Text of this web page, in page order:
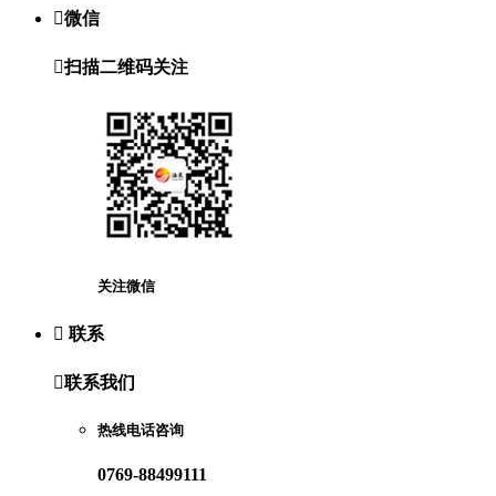
微信
扫描二维码关注
关注微信
 联系
联系我们
热线电话咨询
0769-88499111